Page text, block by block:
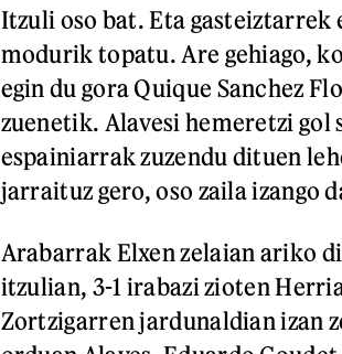
Itzuli oso bat. Eta gasteiztarrek
modurik topatu. Are gehiago,
egin du gora Quique Sanchez
zuenetik. Alavesi hemeretzi
espainiarrak zuzendu dituen
jarraituz gero, oso zaila izango
Arabarrak Elxen zelaian ariko
itzulian, 3-1 irabazi zioten
Zortzigarren jardunaldian izan